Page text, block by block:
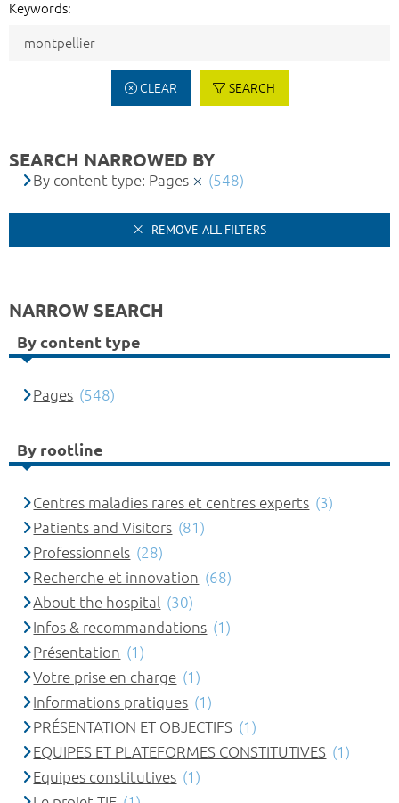
Keywords:
CLEAR SEARCH
SEARCH NARROWED BY
By content type: Pages (548)
REMOVE ALL FILTERS
NARROW SEARCH
By content type
Pages (548)
By rootline
Centres maladies rares et centres experts (3)
Patients and Visitors (81)
Professionnels (28)
Recherche et innovation (68)
About the hospital (30)
Infos & recommandations (1)
Présentation (1)
Votre prise en charge (1)
Informations pratiques (1)
PRÉSENTATION ET OBJECTIFS (1)
EQUIPES ET PLATEFORMES CONSTITUTIVES (1)
Equipes constitutives (1)